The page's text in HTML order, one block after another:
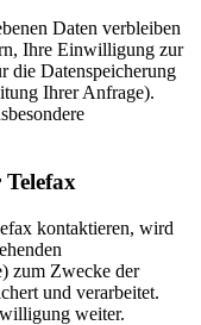
Daten verbleiben
Ihre Einwilligung zur
die Datenspeicherung
Ihrer Anfrage).
kontaktieren, wird
zum Zwecke der
und verarbeitet.
weiter.